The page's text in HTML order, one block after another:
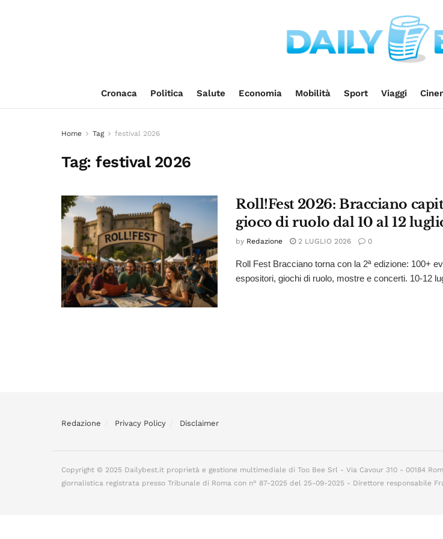
Cronaca Politica Salute Economia Mobilità Sport Viaggi
Home Tag festival 2026
Tag:festival 2026
Roll!Fest 2026: Bracciano
gioco di ruolo dal 10 al 12
by Redazione 2 LUGLIO 2026 0
Roll Fest Bracciano torna con la 2ª edizione: 100+
espositori, giochi di ruolo, mostre e concerti. 10-12
Redazione Privacy Policy Disclaimer
Copyright © 2025 Dailybest.it proprietà e gestione multimediale di Too Bee Srl - Via Cavour 310 - 00184
giornalistica registrata presso Tribunale di Roma con n° 87-2025 del 25-09-2025 - Direttore responsabile